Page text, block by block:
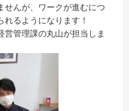
せんが、ワークが進むにつ
るようになります！
営管理課の丸山が担当しま